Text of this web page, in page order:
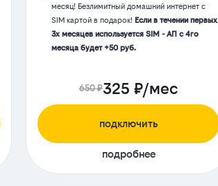
месяц! Безлимитный домашний интернет с
SIM картой в подарок! Если в течении первых
3х месяцев используется SIM - АП с 4го
месяца будет +50 руб.
650 ₽325 ₽/мес
подключить
подробнее